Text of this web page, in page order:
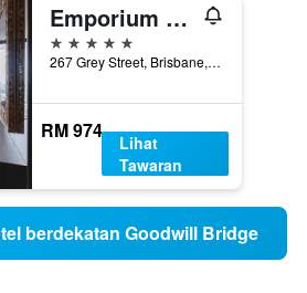
Emporium Hotel South Bank
5 bintang
267 Grey Street, Brisbane, QLD, Australia
RM 974
Lihat
Tawaran
berdekatan Goodwill Bridge